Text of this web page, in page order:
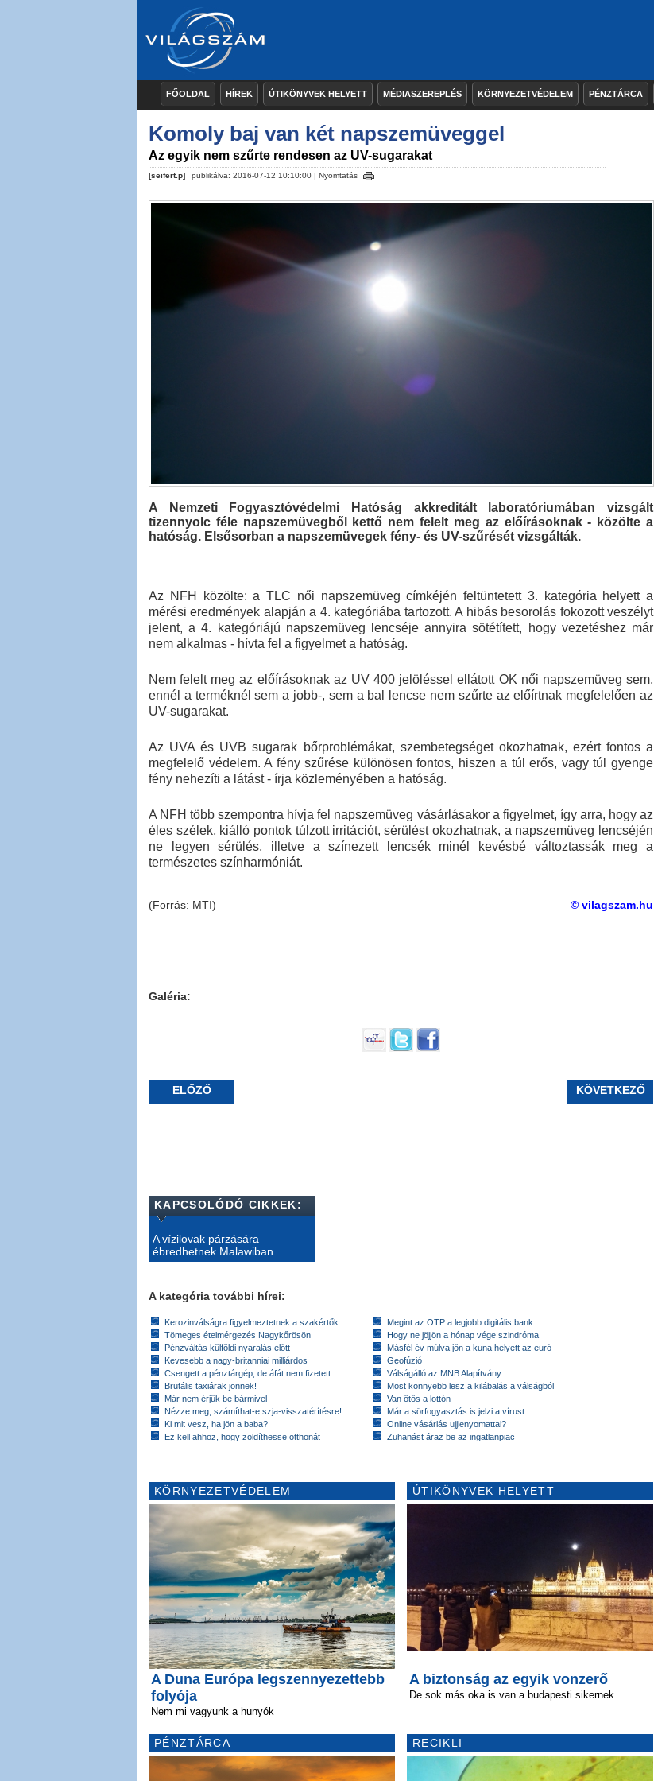
FŐOLDAL HÍREK ÚTIKÖNYVEK HELYETT MÉDIASZEREPLÉS KÖRNYEZETVÉDELEM PÉNZTÁRCA
Komoly baj van két napszemüveggel
Az egyik nem szűrte rendesen az UV-sugarakat
[seifert.p] publikálva: 2016-07-12 10:10:00 | Nyomtatás
A Nemzeti Fogyasztóvédelmi Hatóság akkreditált laboratóriumában vizsgált
tizennyolc féle napszemüvegből kettő nem felelt meg az előírásoknak - közölte a
hatóság. Elsősorban a napszemüvegek fény- és UV-szűrését vizsgálták.
Az NFH közölte: a TLC női napszemüveg címkéjén feltüntetett 3. kategória helyett a
mérési eredmények alapján a 4. kategóriába tartozott. A hibás besorolás fokozott veszélyt
jelent, a 4. kategóriájú napszemüveg lencséje annyira sötétített, hogy vezetéshez már
nem alkalmas - hívta fel a figyelmet a hatóság.
Nem felelt meg az előírásoknak az UV 400 jelöléssel ellátott OK női napszemüveg sem,
ennél a terméknél sem a jobb-, sem a bal lencse nem szűrte az előírtnak megfelelően az
UV-sugarakat.
Az UVA és UVB sugarak bőrproblémákat, szembetegséget okozhatnak, ezért fontos a
megfelelő védelem. A fény szűrése különösen fontos, hiszen a túl erős, vagy túl gyenge
fény nehezíti a látást - írja közleményében a hatóság.
A NFH több szempontra hívja fel napszemüveg vásárlásakor a figyelmet, így arra, hogy az
éles szélek, kiálló pontok túlzott irritációt, sérülést okozhatnak, a napszemüveg lencséjén
ne legyen sérülés, illetve a színezett lencsék minél kevésbé változtassák meg a
természetes színharmóniát.
© vilagszam.hu
(Forrás: MTI)
Galéria:
ELŐZŐ KÖVETKEZŐ
KAPCSOLÓDÓ CIKKEK:
A vízilovak párzására
ébredhetnek Malawiban
A kategória további hírei:
Kerozinválságra figyelmeztetnek a szakértők
Tömeges ételmérgezés Nagykőrösön
Pénzváltás külföldi nyaralás előtt
Kevesebb a nagy-britanniai milliárdos
Csengett a pénztárgép, de áfát nem fizetett
Brutális taxiárak jönnek!
Már nem érjük be bármivel
Nézze meg, számíthat-e szja-visszatérítésre!
Ki mit vesz, ha jön a baba?
Ez kell ahhoz, hogy zöldíthesse otthonát
Megint az OTP a legjobb digitális bank
Hogy ne jöjjön a hónap vége szindróma
Másfél év múlva jön a kuna helyett az euró
Geofúzió
Válságálló az MNB Alapítvány
Most könnyebb lesz a kilábalás a válságból
Van ötös a lottón
Már a sörfogyasztás is jelzi a vírust
Online vásárlás ujjlenyomattal?
Zuhanást áraz be az ingatlanpiac
KÖRNYEZETVÉDELEM
A Duna Európa legszennyezettebb
folyója
Nem mi vagyunk a hunyók
PÉNZTÁRCA
ÚTIKÖNYVEK HELYETT
A biztonság az egyik vonzerő
De sok más oka is van a budapesti sikernek
RECIKLI